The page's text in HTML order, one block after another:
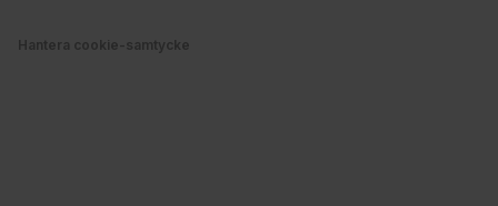
Hantera cookie-samtycke